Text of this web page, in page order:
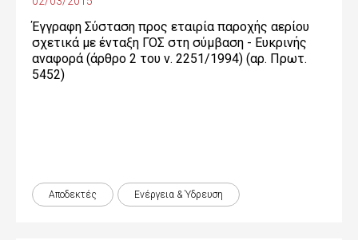
Έγγραφη Σύσταση προς εταιρία παροχής αερίου
σχετικά με ένταξη ΓΟΣ στη σύμβαση - Ευκρινής
αναφορά (άρθρο 2 του ν. 2251/1994) (αρ. Πρωτ.
5452)
Αποδεκτές Ενέργεια & Ύδρευση